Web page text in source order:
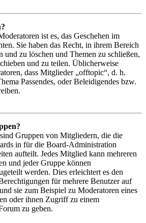
ist es, das Geschehen im
Sie haben das Recht, in ihrem Bereich
und zu löschen und Themen zu schließen,
und zu teilen. Üblicherweise
dass Mitglieder „offtopic“, d. h.
Passendes, oder Beleidigendes bzw.
Gruppen von Mitgliedern, die die
in für die Board-Administration
aufteilt. Jedes Mitglied kann mehreren
und jeder Gruppe können
werden. Dies erleichtert es den
für mehrere Benutzer auf
sie zum Beispiel zu Moderatoren eines
oder ihnen Zugriff zu einem
zu geben.